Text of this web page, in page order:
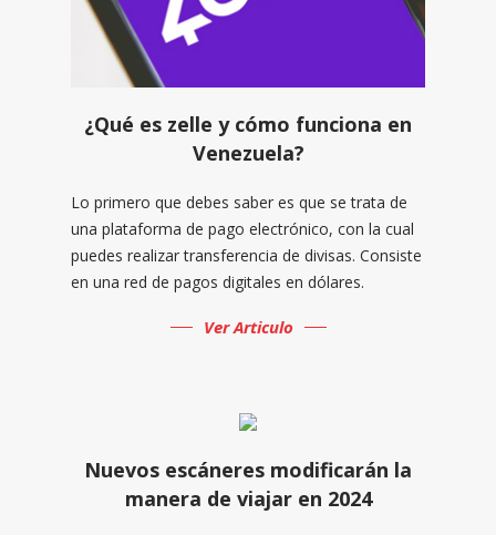
¿Qué es zelle y cómo funciona en
Venezuela?
Lo primero que debes saber es que se trata de
una plataforma de pago electrónico, con la cual
puedes realizar transferencia de divisas. Consiste
en una red de pagos digitales en dólares.
Ver Articulo
Nuevos escáneres modificarán la
manera de viajar en 2024